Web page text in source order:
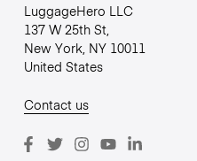
LuggageHero LLC
137 W 25th St,
New York, NY 10011
United States
Contact us